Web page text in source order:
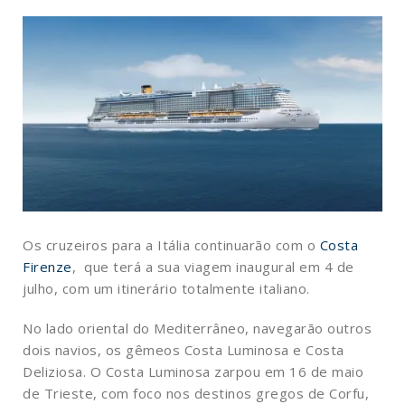
Os cruzeiros para a Itália continuarão com o Costa
Firenze, que terá a sua viagem inaugural em 4 de
julho, com um itinerário totalmente italiano.
No lado oriental do Mediterrâneo, navegarão outros
dois navios, os gêmeos Costa Luminosa e Costa
Deliziosa. O Costa Luminosa zarpou em 16 de maio
de Trieste, com foco nos destinos gregos de Corfu,